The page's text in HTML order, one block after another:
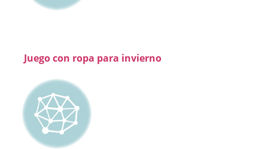
Juego con ropa para invierno